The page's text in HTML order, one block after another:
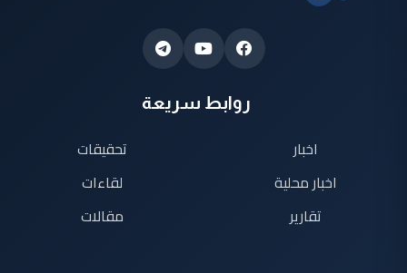
روابط سريعة
اخبار
اخبار محلية
تقارير
تحقيقات
لقاءات
مقالات